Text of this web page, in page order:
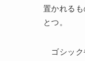
置かれる
とつ。
ゴシック